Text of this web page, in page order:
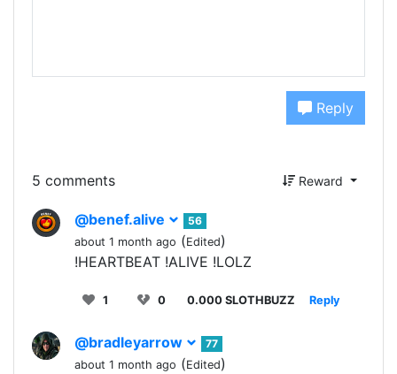
Reply
5 comments Reward
@benef.alive
56
about 1 month ago (Edited)
!HEARTBEAT !ALIVE !LOLZ
1 0 0.000 SLOTHBUZZ Reply
@bradleyarrow
77
about 1 month ago (Edited)